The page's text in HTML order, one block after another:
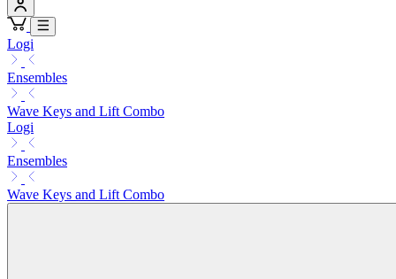
Logi
Ensembles
Wave Keys and Lift Combo
Logi
Ensembles
Wave Keys and Lift Combo